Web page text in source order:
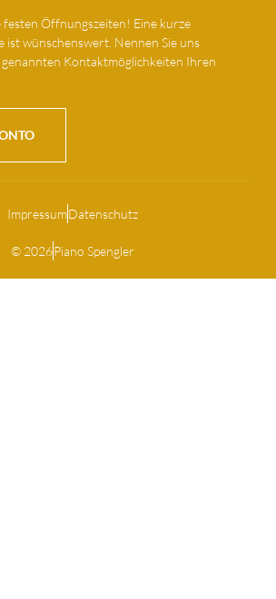
Öffnungszeiten! Eine kurze
ist wünschenswert. Nennen Sie uns
Kontaktmöglichkeiten Ihren
ImpressumDatenschutz
© 2026Piano Spengler